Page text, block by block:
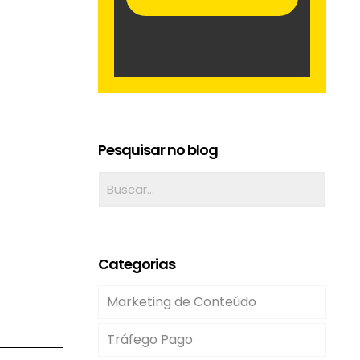
Pesquisar no blog
Categorias
Marketing de Conteúdo
Tráfego Pago